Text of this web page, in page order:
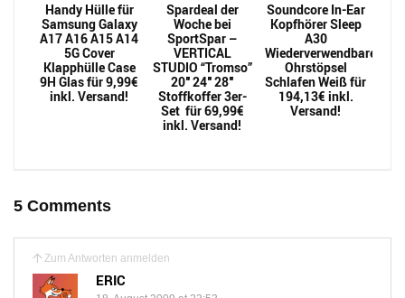
Handy Hülle für
Samsung Galaxy
A17 A16 A15 A14
5G Cover
Klapphülle Case
9H Glas für 9,99€
inkl. Versand!
Spardeal der
Woche bei
SportSpar –
VERTICAL
STUDIO “Tromso”
20″ 24″ 28″
Stoffkoffer 3er-
Set für 69,99€
inkl. Versand!
Soundcore In-Ear
Kopfhörer Sleep
A30
Wiederverwendbarer
Ohrstöpsel
Schlafen Weiß für
194,13€ inkl.
Versand!
5 Comments
Zum Antworten anmelden
ERIC